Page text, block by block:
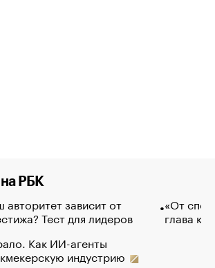
РБК
зависит от
Тест для лидеров
Как ИИ-агенты
индустрию
«От
глава